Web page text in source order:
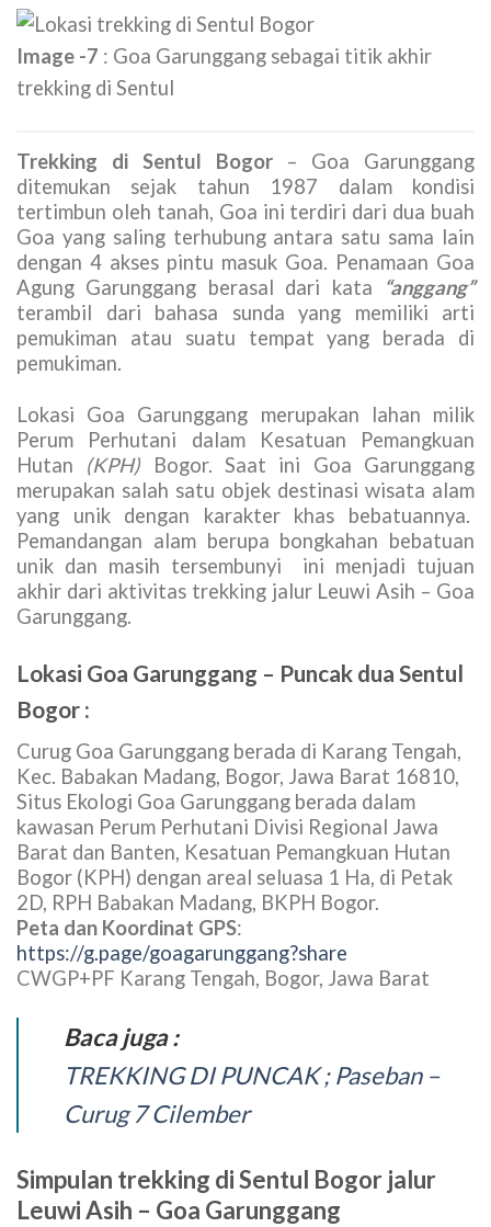
Image -7 : Goa Garunggang sebagai titik akhir
trekking di Sentul
Trekking di Sentul Bogor – Goa Garunggang
ditemukan sejak tahun 1987 dalam kondisi
tertimbun oleh tanah, Goa ini terdiri dari dua buah
Goa yang saling terhubung antara satu sama lain
dengan 4 akses pintu masuk Goa. Penamaan Goa
Agung Garunggang berasal dari kata
“anggang”
terambil dari bahasa sunda yang memiliki arti
pemukiman atau suatu tempat yang berada di
pemukiman.
Lokasi Goa Garunggang merupakan lahan milik
Perum Perhutani dalam Kesatuan Pemangkuan
Hutan (KPH) Bogor. Saat ini Goa Garunggang
merupakan salah satu objek destinasi wisata alam
yang unik dengan karakter khas bebatuannya.
Pemandangan alam berupa bongkahan bebatuan
unik dan masih tersembunyi ini menjadi tujuan
akhir dari aktivitas trekking jalur Leuwi Asih – Goa
Garunggang.
Lokasi Goa Garunggang – Puncak dua Sentul
Bogor :
Curug Goa Garunggang berada di Karang Tengah,
Kec. Babakan Madang, Bogor, Jawa Barat 16810,
Situs Ekologi Goa Garunggang berada dalam
kawasan Perum Perhutani Divisi Regional Jawa
Barat dan Banten, Kesatuan Pemangkuan Hutan
Bogor (KPH) dengan areal seluasa 1 Ha, di Petak
2D, RPH Babakan Madang, BKPH Bogor.
Peta dan Koordinat GPS:
https://g.page/goagarunggang?share
CWGP+PF Karang Tengah, Bogor, Jawa Barat
Baca juga :
TREKKING DI PUNCAK ; Paseban –
Curug 7 Cilember
Simpulan trekking di Sentul Bogor jalur
Leuwi Asih – Goa Garunggang